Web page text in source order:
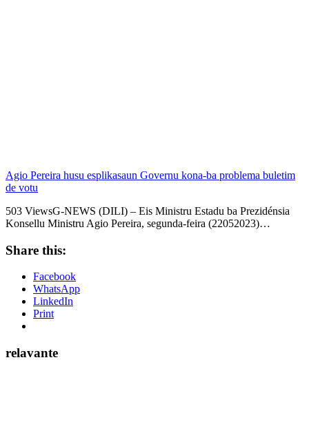
Agio Pereira husu esplikasaun Governu kona-ba problema buletim
de votu
503 ViewsG-NEWS (DILI) – Eis Ministru Estadu ba Prezidénsia
Konsellu Ministru Agio Pereira, segunda-feira (22052023)…
Share this:
Facebook
WhatsApp
LinkedIn
Print
relavante